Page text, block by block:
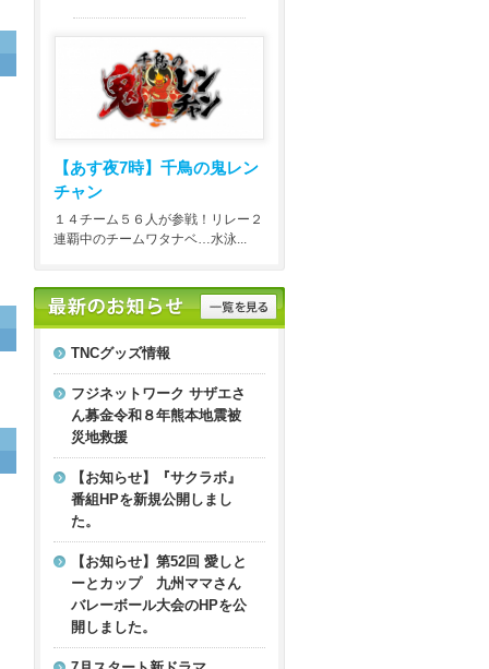
【あす夜7時】 千鳥の鬼レン
チャン
１４チーム５６人が参戦！リレー２
連覇中のチームワタナベ…水泳...
TNCグッズ情報
フジネットワーク サザエさ
ん募金令和８年熊本地震被
災地救援
【お知らせ】『サクラボ』
番組HPを新規公開しまし
た。
【お知らせ】第52回 愛しと
ーとカップ 九州ママさん
バレーボール大会のHPを公
開しました。